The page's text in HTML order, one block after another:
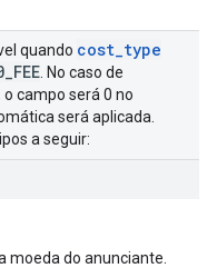
quando cost_type
FEE . No caso de
o campo será 0 no
será aplicada.
a seguir:
moeda do anunciante.